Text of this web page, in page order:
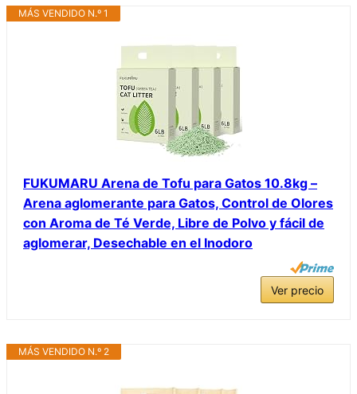
MÁS VENDIDO N.º 1
FUKUMARU Arena de Tofu para Gatos 10.8kg –
Arena aglomerante para Gatos, Control de Olores
con Aroma de Té Verde, Libre de Polvo y fácil de
aglomerar, Desechable en el Inodoro
Ver precio
MÁS VENDIDO N.º 2